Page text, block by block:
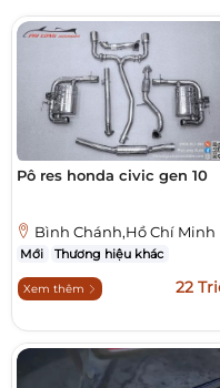
Pô res honda civic gen 10
Bình Chánh,Hồ Chí Minh
Mới Thương hiệu khác
Xem thêm 22